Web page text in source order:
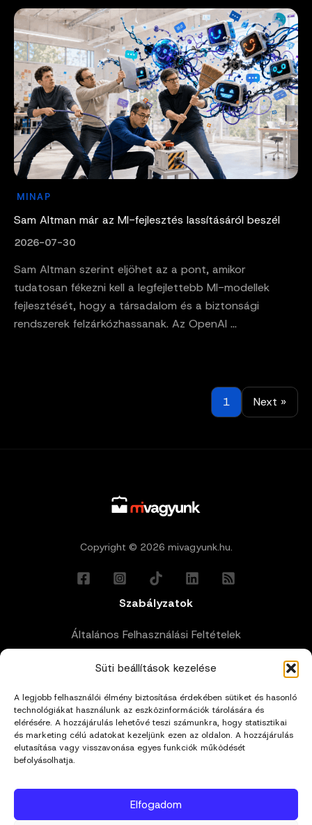
Süti beállítások kezelése
A legjobb felhasználói élmény biztosítása érdekében sütiket és hasonló
technológiákat használunk az eszközinformációk tárolására és
elérésére. A hozzájárulás lehetővé teszi számunkra, hogy statisztikai
és marketing célú adatokat kezeljünk ezen az oldalon. A hozzájárulás
elutasítása vagy visszavonása egyes funkciók működését
befolyásolhatja.
Elfogadom
MINAP
Sam Altman már az MI-fejlesztés lassításáról beszél
2026-07-30
Sam Altman szerint eljöhet az a pont, amikor
tudatosan fékezni kell a legfejlettebb MI-modellek
fejlesztését, hogy a társadalom és a biztonsági
rendszerek felzárkózhassanak. Az OpenAI ...
1 Next »
Copyright © 2026 mivagyunk.hu.
Szabályzatok
Általános Felhasználási Feltételek
Adatkezelési Tájékoztató
Impresszum
Cookie Policy (EU)
hello@mivagyunk.hu